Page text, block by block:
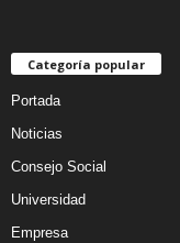
Categoría popular
Portada
Noticias
Consejo Social
Universidad
Empresa